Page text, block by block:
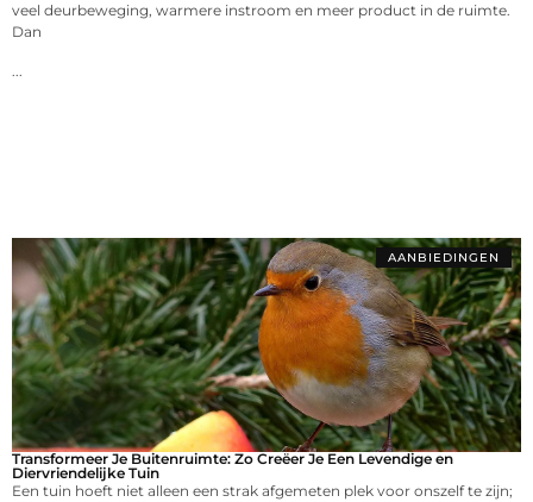
veel deurbeweging, warmere instroom en meer product in de ruimte.
Dan
AANBIEDINGEN
Transformeer Je Buitenruimte: Zo Creëer Je Een Levendige en
Diervriendelijke Tuin
Een tuin hoeft niet alleen een strak afgemeten plek voor onszelf te zijn;